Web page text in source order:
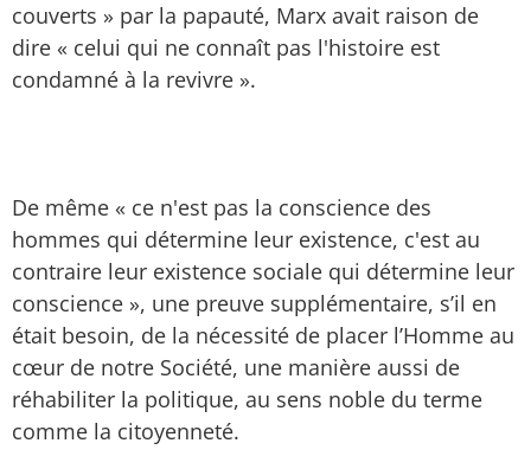
couverts » par la papauté, Marx avait raison de
dire « celui qui ne connaît pas l'histoire est
condamné à la revivre ».
De même « ce n'est pas la conscience des
hommes qui détermine leur existence, c'est au
contraire leur existence sociale qui détermine leur
conscience », une preuve supplémentaire, s’il en
était besoin, de la nécessité de placer l’Homme au
cœur de notre Société, une manière aussi de
réhabiliter la politique, au sens noble du terme
comme la citoyenneté.